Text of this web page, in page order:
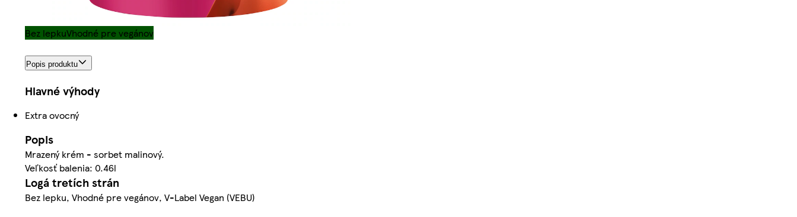
Bez lepkuVhodné pre vegánov
Popis produktu
Hlavné výhody
Extra ovocný
Popis
Mrazený krém - sorbet malinový.
Veľkosť balenia: 0.46l
Logá tretích strán
Bez lepku, Vhodné pre vegánov, V-Label Vegan (VEBU)